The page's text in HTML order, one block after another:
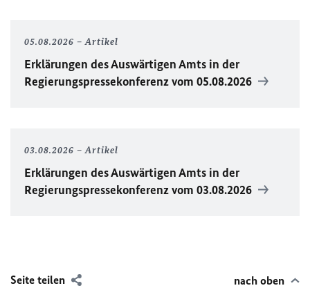
05.08.2026 Artikel
Erklärungen des Auswärtigen Amts in der
Regierungspressekonferenz vom 05.08.2026
03.08.2026 Artikel
Erklärungen des Auswärtigen Amts in der
Regierungspressekonferenz vom 03.08.2026
Seite teilen nach oben